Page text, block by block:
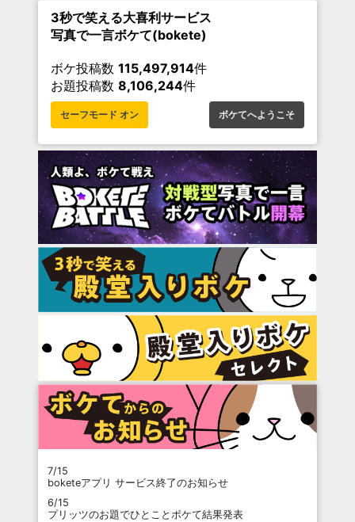
3秒で笑える大喜利サービス
写真で一言ボケて(bokete)
ボケ投稿数 115,497,914件
お題投稿数 8,106,244件
セーフモード オン ボケてへようこそ
7/15
boketeアプリ サービス終了のお知らせ
6/15
プリッツのお題でひとことボケて結果発表